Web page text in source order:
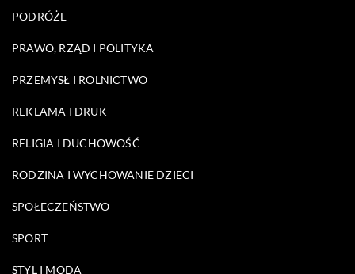
PODRÓŻE
PRAWO, RZĄD I POLITYKA
PRZEMYSŁ I ROLNICTWO
REKLAMA I DRUK
RELIGIA I DUCHOWOŚĆ
RODZINA I WYCHOWANIE DZIECI
SPOŁECZEŃSTWO
SPORT
STYL I MODA